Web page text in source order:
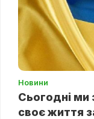
Новини
Сьогодні ми
своє життя